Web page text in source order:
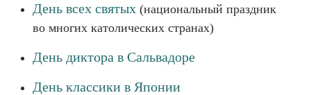
День всех святых (национальный праздник
во многих католических странах)
День диктора в Сальвадоре
День классики в Японии